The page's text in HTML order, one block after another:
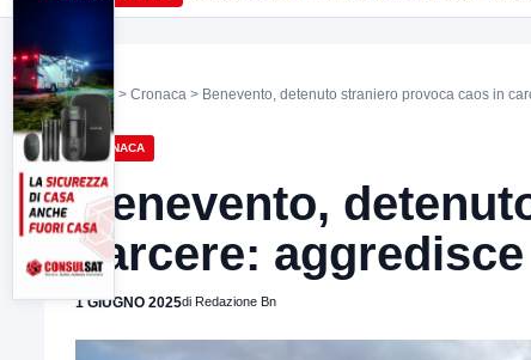
Home > Cronaca > Benevento, detenuto straniero provoca caos in
CRONACA
Benevento,
carcere:
1 GIUGNO 2025di Redazione Bn